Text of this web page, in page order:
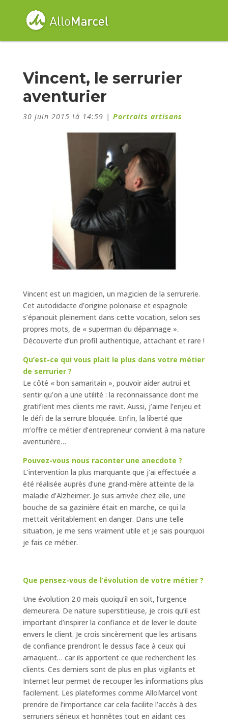
Vincent, le serrurier
aventurier
30 juin 2015 \à 14:59 | Portraits artisans
Vincent est un magicien, un magicien de la serrurerie.
Cet autodidacte d’origine polonaise et espagnole
s’épanouit pleinement dans cette vocation, selon ses
propres mots, de « superman du dépannage ».
Découverte d’un profil authentique, attachant et rare !
Qu’est-ce qui vous plait le plus dans votre métier
de serrurier ?
Le côté « bon samaritain », pouvoir aider autrui et
sentir qu’on a une utilité : la reconnaissance dont me
gratifient mes clients me ravit. Aussi, j’aime l’enjeu et
le défi de la serrure bloquée. Enfin, la liberté que
m’offre ce métier d’entrepreneur convient à ma nature
aventurière…
Pouvez-vous nous raconter une anecdote ?
L’intervention la plus marquante que j’ai effectuée a
été réalisée auprès d’une grand-mère atteinte de la
maladie d’Alzheimer. Je suis arrivée chez elle, une
bouche de sa gazinière était en marche, ce qui la
mettait véritablement en danger. Dans une telle
situation, je me sens vraiment utile et je sais pourquoi
je fais ce métier.
Que pensez-vous de l’évolution de votre métier ?
Une évolution 2.0 mais quoiqu’il en soit, l’urgence
demeurera. De nature superstitieuse, je crois qu’il est
important d’inspirer la confiance et de lever le doute
envers le client. Je crois sincèrement que les artisans
de confiance prendront le dessus face à ceux qui
arnaquent… car ils apportent ce que recherchent les
clients. Ces derniers sont de plus en plus vigilants et
Internet leur permet de recouper les informations plus
facilement. Les plateformes comme AlloMarcel vont
prendre de l’importance car cela facilite l’accès à des
serruriers sérieux et honnêtes tout en aidant ces